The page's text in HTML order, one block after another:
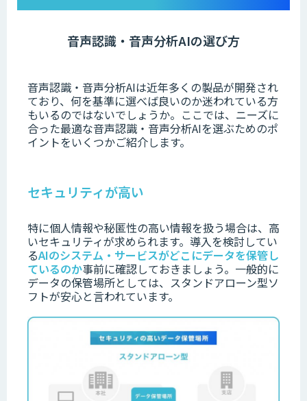
音声認識・音声分析AIの選び方
音声認識・音声分析AIは近年多くの製品が開発され
ており、何を基準に選べば良いのか迷われている方
もいるのではないでしょうか。 ここでは、ニーズに
合った最適な音声認識・音声分析AIを選ぶためのポ
イントをいくつかご紹介します。
セキュリティが高い
特に個人情報や秘匿性の高い情報を扱う場合は、高
いセキュリティが求められます。 導入を検討してい
るAIのシステム・サービスがどこにデータを保管し
ているのか事前に確認しておきましょう。 一般的に
データの保管場所としては、スタンドアローン型ソ
フトが安心と言われています。